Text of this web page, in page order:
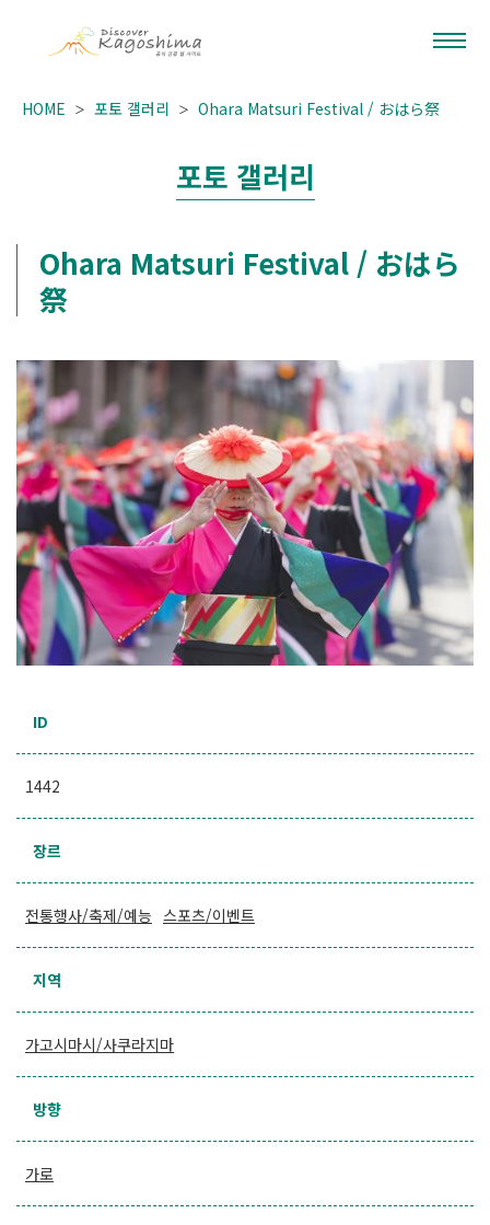
HOME 포토 갤러리 Ohara Matsuri Festival / おはら祭
포토 갤러리
Ohara Matsuri Festival / おはら
祭
ID
1442
장르
전통행사/축제/예능 스포츠/이벤트
지역
가고시마시/사쿠라지마
방향
가로